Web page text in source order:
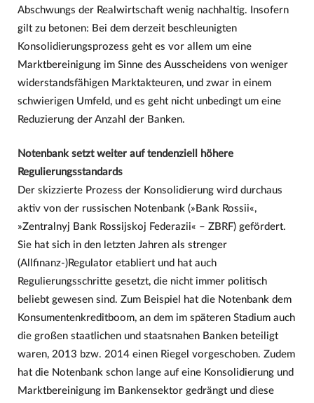
Abschwungs der Realwirtschaft wenig nachhaltig. Insofern
gilt zu betonen: Bei dem derzeit beschleunigten
Konsolidierungsprozess geht es vor allem um eine
Marktbereinigung im Sinne des Ausscheidens von weniger
widerstandsfähigen Marktakteuren, und zwar in einem
schwierigen Umfeld, und es geht nicht unbedingt um eine
Reduzierung der Anzahl der Banken.
Notenbank setzt weiter auf tendenziell höhere
Regulierungsstandards
Der skizzierte Prozess der Konsolidierung wird durchaus
aktiv von der russischen Notenbank (»Bank Rossii«,
»Zentralnyj Bank Rossijskoj Federazii« – ZBRF) gefördert.
Sie hat sich in den letzten Jahren als strenger
(Allfinanz-)Regulator etabliert und hat auch
Regulierungsschritte gesetzt, die nicht immer politisch
beliebt gewesen sind. Zum Beispiel hat die Notenbank dem
Konsumentenkreditboom, an dem im späteren Stadium auch
die großen staatlichen und staatsnahen Banken beteiligt
waren, 2013 bzw. 2014 einen Riegel vorgeschoben. Zudem
hat die Notenbank schon lange auf eine Konsolidierung und
Marktbereinigung im Bankensektor gedrängt und diese